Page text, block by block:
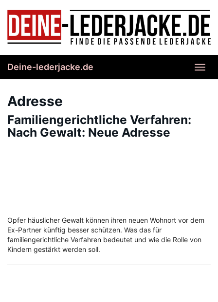
content
Deine-lederjacke.de
Adresse
Familiengerichtliche Verfahren:
Nach Gewalt: Neue Adresse
Opfer häuslicher Gewalt können ihren neuen Wohnort vor dem
Ex-Partner künftig besser schützen. Was das für
familiengerichtliche Verfahren bedeutet und wie die Rolle von
Kindern gestärkt werden soll.